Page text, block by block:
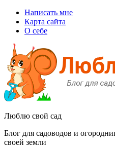
Написать мне
Карта сайта
О себе
Люблю свой сад
Блог для садоводов и
своей земли